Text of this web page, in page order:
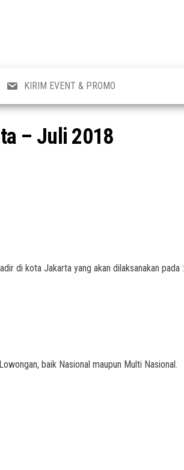
KIRIM EVENT & PROMO
– Juli 2018
di kota Jakarta yang akan dilaksanakan pada :
baik Nasional maupun Multi Nasional.